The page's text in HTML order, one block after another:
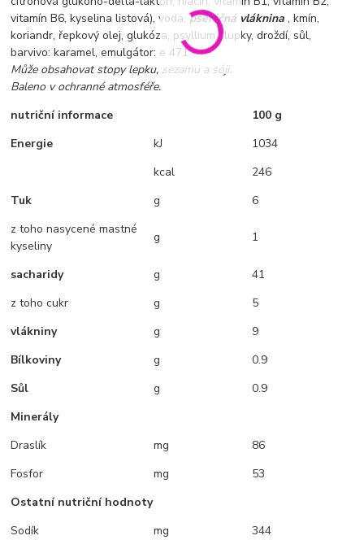
vitamín B6, kyselina listová), voda,pšeničná vláknina , kmín,
koriandr, řepkový olej, glukóza, psyllium slupky, droždí, sůl,
barvivo: karamel, emulgátor: e 471.
Může obsahovat stopy lepku, sezamu a sóji.
Baleno v ochranné atmosféře.
nutriční informace
100 g
Energie
kJ
1034
kcal
246
Tuk
g
6
z toho nasycené mastné
kyseliny
g 1
sacharidy g
41
z toho cukr
g
5
vlákniny
g
9
Bílkoviny
g
0.9
Sůl
g
0.9
Minerály
Draslík
mg
86
Fosfor
mg
53
Ostatní nutriční hodnoty
Sodík
mg
344